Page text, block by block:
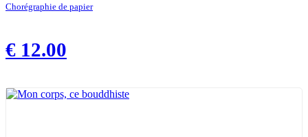
Chorégraphie de papier
€ 12.00